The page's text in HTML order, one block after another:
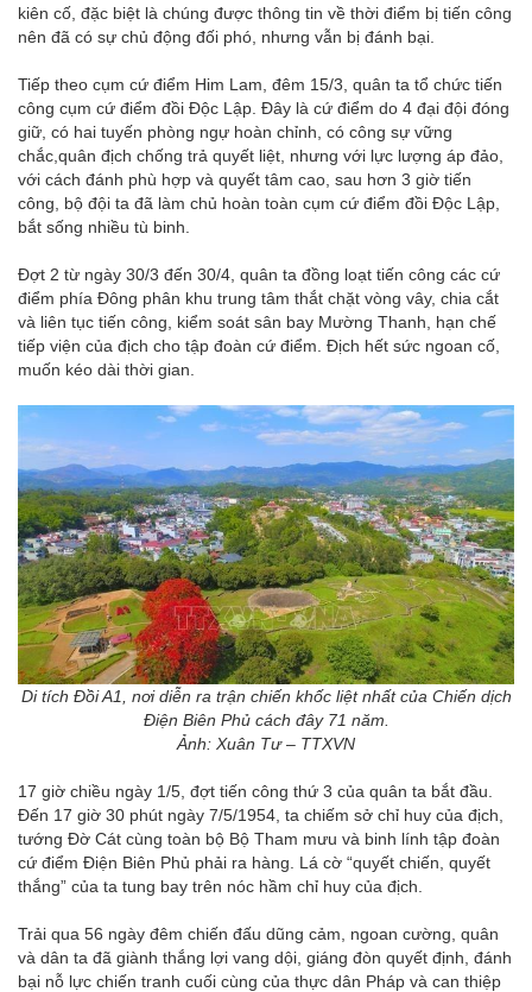
kiên cố, đặc biệt là chúng được thông tin về thời điểm bị tiến công
nên đã có sự chủ động đối phó, nhưng vẫn bị đánh bại.
Tiếp theo cụm cứ điểm Him Lam, đêm 15/3, quân ta tổ chức tiến
công cụm cứ điểm đồi Độc Lập. Đây là cứ điểm do 4 đại đội đóng
giữ, có hai tuyến phòng ngự hoàn chỉnh, có công sự vững
chắc,quân địch chống trả quyết liệt, nhưng với lực lượng áp đảo,
với cách đánh phù hợp và quyết tâm cao, sau hơn 3 giờ tiến
công, bộ đội ta đã làm chủ hoàn toàn cụm cứ điểm đồi Độc Lập,
bắt sống nhiều tù binh.
Đợt 2 từ ngày 30/3 đến 30/4, quân ta đồng loạt tiến công các cứ
điểm phía Đông phân khu trung tâm thắt chặt vòng vây, chia cắt
và liên tục tiến công, kiểm soát sân bay Mường Thanh, hạn chế
tiếp viện của địch cho tập đoàn cứ điểm. Địch hết sức ngoan cố,
muốn kéo dài thời gian.
Di tích Đồi A1, nơi diễn ra trận chiến khốc liệt nhất của Chiến dịch
Điện Biên Phủ cách đây 71 năm.
Ảnh: Xuân Tư – TTXVN
17 giờ chiều ngày 1/5, đợt tiến công thứ 3 của quân ta bắt đầu.
Đến 17 giờ 30 phút ngày 7/5/1954, ta chiếm sở chỉ huy của địch,
tướng Đờ Cát cùng toàn bộ Bộ Tham mưu và binh lính tập đoàn
cứ điểm Điện Biên Phủ phải ra hàng. Lá cờ “quyết chiến, quyết
thắng” của ta tung bay trên nóc hầm chỉ huy của địch.
Trải qua 56 ngày đêm chiến đấu dũng cảm, ngoan cường, quân
và dân ta đã giành thắng lợi vang dội, giáng đòn quyết định, đánh
bại nỗ lực chiến tranh cuối cùng của thực dân Pháp và can thiệp